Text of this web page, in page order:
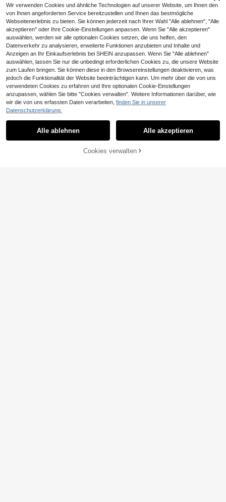
JETZT EINKAUFEN
Wir verwenden Cookies und ähnliche Technologien auf unserer Website, um Ihnen den
von Ihnen angeforderten Service bereitzustellen und Ihnen das bestmögliche
Webseitenerlebnis zu bieten. Sie können jederzeit nach Ihrer Wahl "Alle ablehnen", "Alle
akzeptieren" oder Ihre Cookie-Einstellungen anpassen. Wenn Sie "Alle akzeptieren"
auswählen, werden wir alle optionalen Cookies setzen, die uns helfen, den
Datenverkehr zu analysieren, erweiterte Funktionen anzubieten und Inhalte und
Anzeigen an Ihr Einkaufserlebnis bei SHEIN anzupassen. Wenn Sie "Alle ablehnen"
auswählen, lassen Sie nur die unbedingt erforderlichen Cookies zu, die unsere Website
zum Laufen bringen. Sie können diese in den Browsereinstellungen deaktivieren, was
jedoch die Funktionalität der Website beeinträchtigen kann. Um mehr über die von uns
verwendeten Cookies zu erfahren und Ihre optionalen Cookie-Einstellungen
anzupassen, wählen Sie bitte "Cookies verwalten". Weitere Informationen darüber, wie
wir die von uns erfassten Daten verarbeiten, finden Sie in unserer
Datenschutzerklärung.
Alle ablehnen Alle akzeptieren
Cookies verwalten